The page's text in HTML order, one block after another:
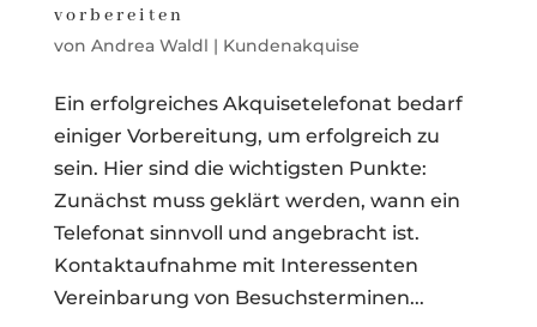
vorbereiten
von Andrea Waldl | Kundenakquise
Ein erfolgreiches Akquisetelefonat bedarf
einiger Vorbereitung, um erfolgreich zu
sein. Hier sind die wichtigsten Punkte:
Zunächst muss geklärt werden, wann ein
Telefonat sinnvoll und angebracht ist.
Kontaktaufnahme mit Interessenten
Vereinbarung von Besuchsterminen...